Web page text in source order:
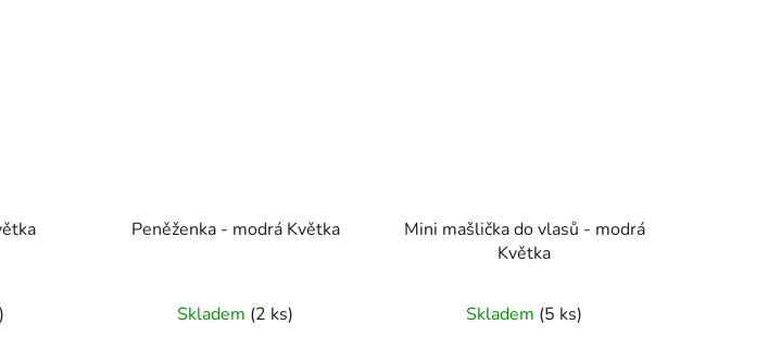
Peněženka - modrá Květka
Skladem (2 ks)
Mini mašlička do vlasů - modrá
Květka
Skladem (5 ks)